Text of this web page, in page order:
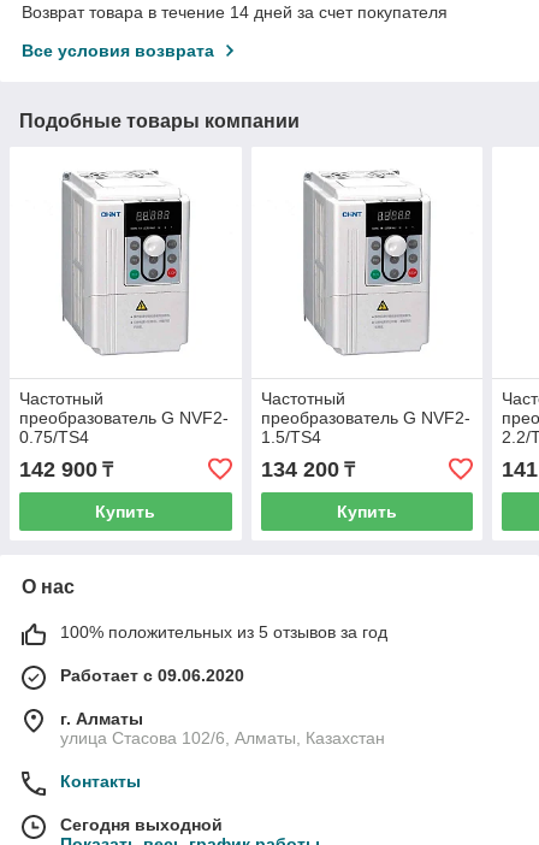
Возврат товара в течение 14 дней за счет покупателя
Все условия возврата
Подобные товары компании
Частотный
преобразователь G NVF2-
0.75/TS4
142 900 ₸
Купить
Частотный
преобразователь G NVF2-
1.5/TS4
134 200₸
Купить
2.2/
О нас
100% положительных из 5 отзывов за год
Работает с 09.06.2020
г. Алматы
улица Стасова 102/6, Алматы, Казахстан
Контакты
Сегодня выходной